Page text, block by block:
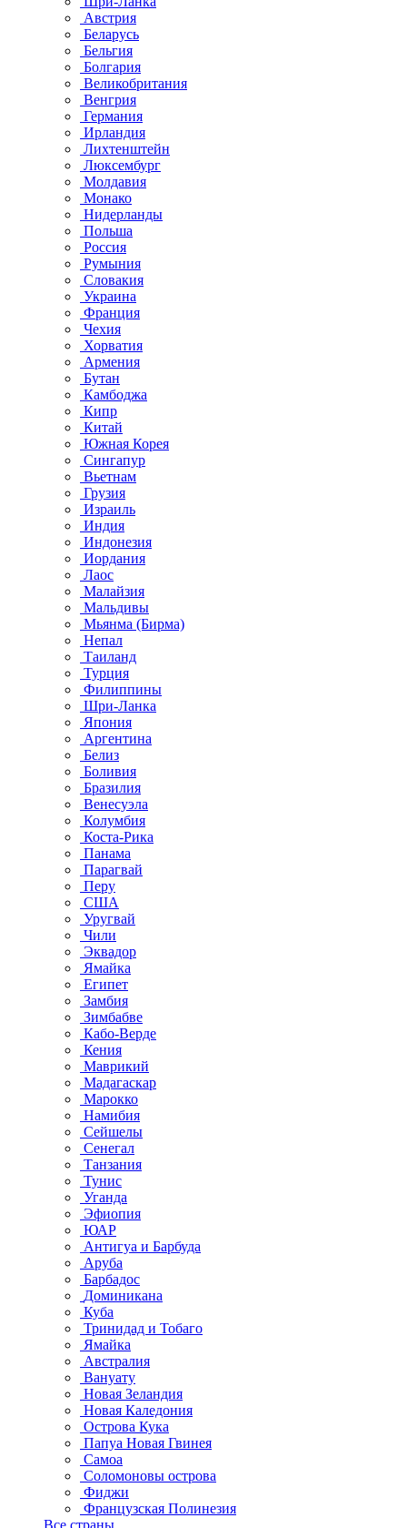
Австрия
Беларусь
Бельгия
Болгария
Великобритания
Венгрия
Германия
Ирландия
Лихтенштейн
Люксембург
Молдавия
Монако
Нидерланды
Польша
Россия
Румыния
Словакия
Украина
Франция
Чехия
Хорватия
Армения
Бутан
Камбоджа
Кипр
Китай
Южная Корея
Сингапур
Вьетнам
Грузия
Израиль
Индия
Индонезия
Иордания
Лаос
Малайзия
Мальдивы
Мьянма (Бирма)
Непал
Таиланд
Турция
Филиппины
Шри-Ланка
Япония
Аргентина
Белиз
Боливия
Бразилия
Венесуэла
Колумбия
Коста-Рика
Панама
Парагвай
Перу
США
Уругвай
Чили
Эквадор
Ямайка
Египет
Замбия
Зимбабве
Кабо-Верде
Кения
Маврикий
Мадагаскар
Марокко
Намибия
Сейшелы
Сенегал
Танзания
Тунис
Уганда
Эфиопия
ЮАР
Антигуа и Барбуда
Аруба
Барбадос
Доминикана
Куба
Тринидад и Тобаго
Ямайка
Австралия
Вануату
Новая Зеландия
Новая Каледония
Острова Кука
Папуа Новая Гвинея
Самоа
Соломоновы острова
Фиджи
Французская Полинезия
Все страны